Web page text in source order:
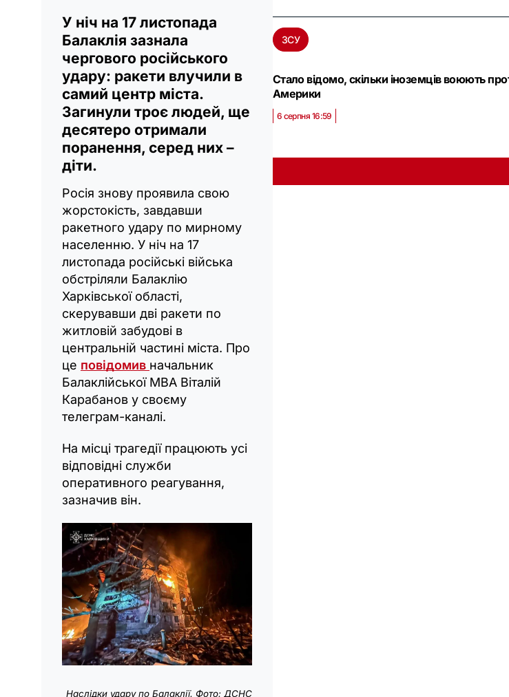
У ніч на 17 листопада
Балаклія зазнала
чергового російського
удару: ракети влучили в
самий центр міста.
Загинули троє людей, ще
десятеро отримали
поранення, серед них –
діти.
Росія знову проявила свою
жорстокість, завдавши
ракетного удару по мирному
населенню. У ніч на 17
листопада російські війська
обстріляли Балаклію
Харківської області,
скерувавши дві ракети по
житловій забудові в
центральній частині міста. Про
це повідомив начальник
Балаклійської МВА Віталій
Карабанов у своєму
телеграм-каналі.
На місці трагедії працюють усі
відповідні служби
оперативного реагування,
зазначив він.
Наслідки удару по Балаклії. Фото: ДСНС
ЗСУ
Стало відомо, скільки іноземців воюють
Америки
6 серпня 16:59